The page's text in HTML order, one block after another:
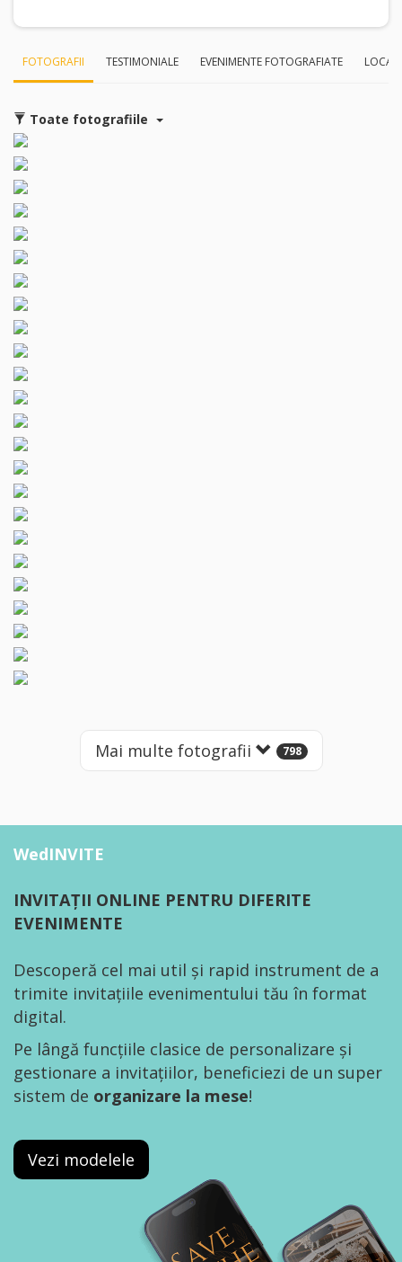
FOTOGRAFII TESTIMONIALE EVENIMENTE FOTOGRAFIATE
Toate fotografiile
Mai multe fotografii 798
WedINVITE
INVITAȚII ONLINE PENTRU DIFERITE
EVENIMENTE
Descoperă cel mai util și rapid instrument de a
trimite invitațiile evenimentului tău în format
digital.
Pe lângă funcțiile clasice de personalizare și
gestionare a invitațiilor, beneficiezi de un super
sistem de organizare la mese!
Vezi modelele